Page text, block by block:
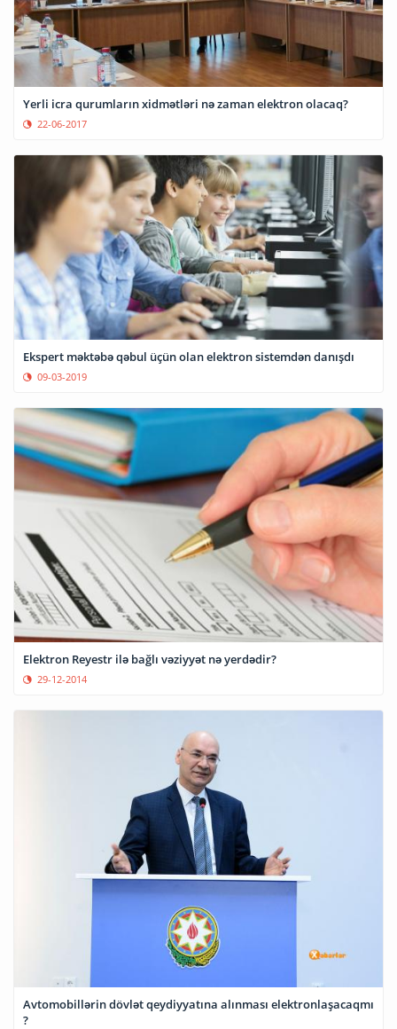
Yerli icra qurumların xidmətləri nə zaman elektron olacaq?
22-06-2017
Ekspert məktəbə qəbul üçün olan elektron sistemdən danışdı
09-03-2019
Elektron Reyestr ilə bağlı vəziyyət nə yerdədir?
29-12-2014
Avtomobillərin dövlət qeydiyyatına alınması elektronlaşacaqmı
?